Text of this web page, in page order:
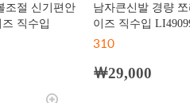
조절 신기편안
직수입
남자큰신발 경량
이즈 직수입
310
￦29,000